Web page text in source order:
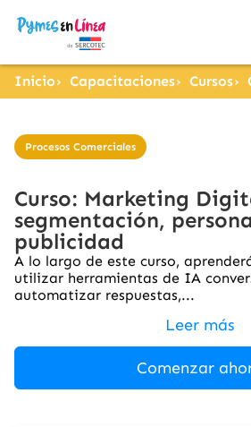
Inicio Capacitaciones Cursos
Procesos Comerciales
Curso: Marketing
segmentación,
publicidad
A lo largo de este curso,
utilizar herramientas de IA
automatizar respuestas,...
Leer más
Comenzar